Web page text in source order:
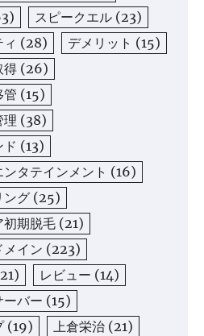
スピークエル (23)
(28) デメリット (15)
得 (26)
管 (15)
理 (38)
ド (13)
ンタテインメント (16)
ング (25)
初期脱毛 (21)
メイン (223)
レビュー (14)
ーバー (15)
(19) 上倉栄治 (21)